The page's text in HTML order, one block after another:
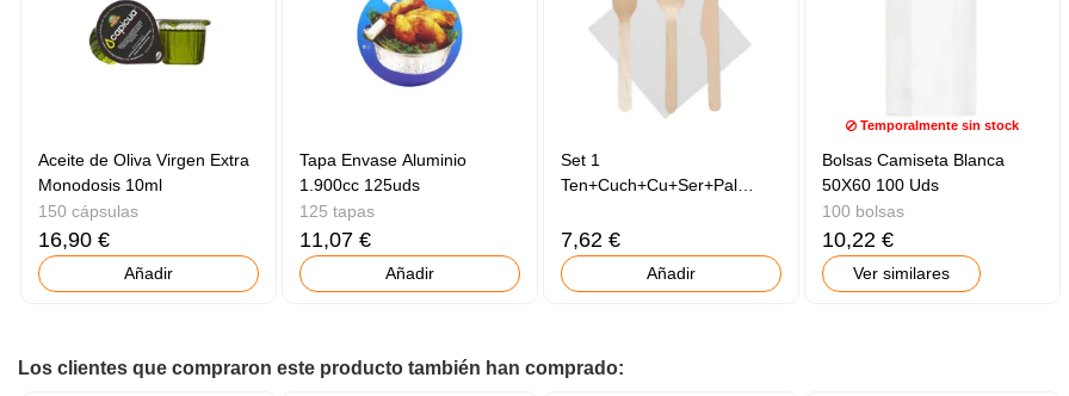
Aceite de Oliva Virgen Extra
Monodosis 10ml
150 cápsulas
16,90 €
Añadir
Tapa Envase Aluminio
1.900cc 125uds
125 tapas
11,07 €
Añadir
Set 1
Ten+Cuch+Cu+Ser+Pal
7,62 €
Añadir
Temporalmente sin stock
Bolsas Camiseta Blanca
50X60 100 Uds
100 bolsas
10,22 €
Ver similares
Los clientes que compraron este producto también han comprado: